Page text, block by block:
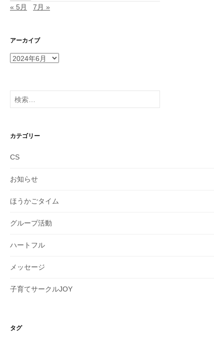
« 5月 7月 »
アーカイブ
ア
イ
ブ
検
索:
カテゴリー
CS
お知らせ
ほうかごタイム
グループ活動
ハートフル
メッセージ
子育てサークルJOY
タグ